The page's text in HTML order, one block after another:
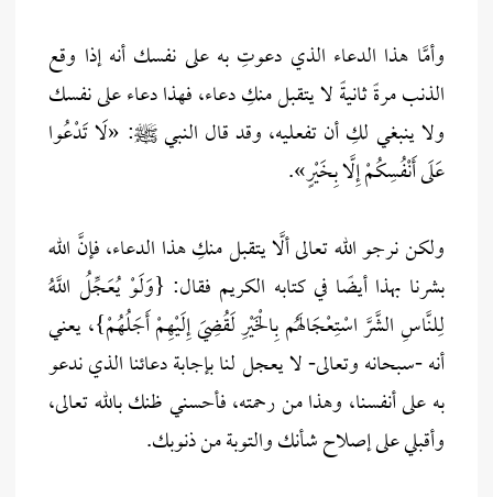
وأمَّا هذا الدعاء الذي دعوتِ به على نفسك أنه إذا وقع
الذنب مرةً ثانيةً لا يتقبل منكِ دعاء، فهذا دعاء على نفسك
ولا ينبغي لكِ أن تفعليه، وقد قال النبي ﷺ: «لَا تَدْعُوا
عَلَى أَنْفُسِكُمْ إِلَّا بِخَيْرٍ».
ولكن نرجو الله تعالى ألَّا يتقبل منكِ هذا الدعاء، فإنَّ الله
بشرنا بهذا أيضًا في كتابه الكريم فقال: {وَلَوْ يُعَجِّلُ اللَّهُ
لِلنَّاسِ الشَّرَّ اسْتِعْجَالَهُم بِالْخَيْرِ لَقُضِيَ إِلَيْهِمْ أَجَلُهُمْ}، يعني
أنه -سبحانه وتعالى- لا يعجل لنا بإجابة دعائنا الذي ندعو
به على أنفسنا، وهذا من رحمته، فأحسني ظنك بالله تعالى،
وأقبلي على إصلاح شأنك والتوبة من ذنوبك.